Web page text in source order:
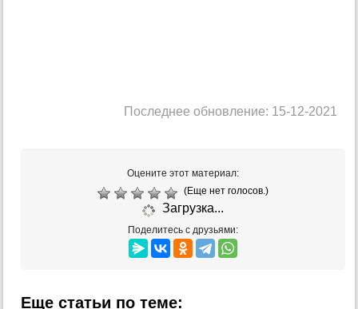
Последнее обновление: 15-12-2021
Оцените этот материал:
(Еще нет голосов.)
Загрузка...
Поделитесь с друзьями:
Еще статьи по теме: